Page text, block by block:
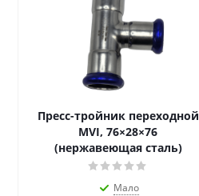
Пресс-тройник переходной
MVI, 76×28×76
(нержавеющая сталь)
Мало